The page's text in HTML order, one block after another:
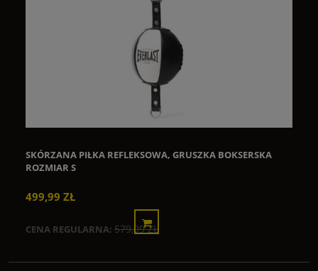
SKÓRZANA PIŁKA REFLEKSOWA, GRUSZKA BOKSERSKA
ROZMIAR S
499,99 ZŁ
CENA REGULARNA: 579,99 ZŁ